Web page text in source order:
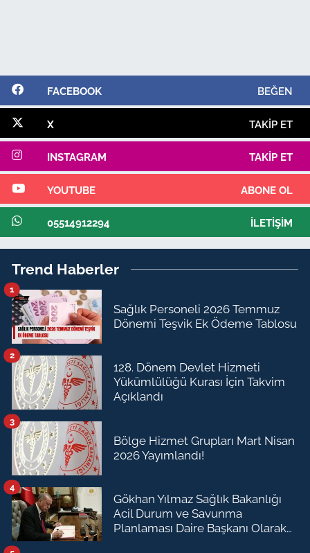
FACEBOOK BEĞEN
X TAKIP ET
INSTAGRAM TAKIP ET
YOUTUBE ABONE OL
05514912294 İLETIŞIM
Trend Haberler
Sağlık Personeli 2026 Temmuz
Dönemi Teşvik Ek Ödeme Tablosu
1
128. Dönem Devlet Hizmeti
Yükümlülüğü Kurası İçin Takvim
Açıklandı
2
Bölge Hizmet Grupları Mart Nisan
2026 Yayımlandı!
3
Gökhan Yılmaz Sağlık Bakanlığı
Acil Durum ve Savunma
Planlaması Daire Başkanı Olarak
4